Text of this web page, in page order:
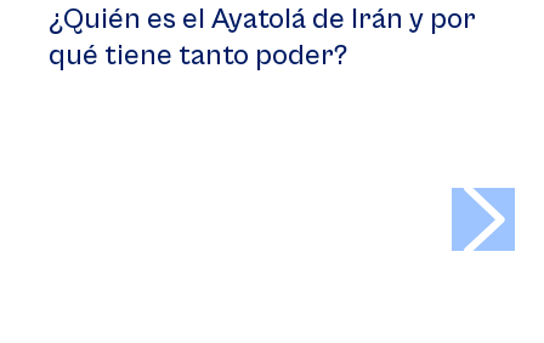
¿Quién es el Ayatolá de Irán y por
qué tiene tanto poder?